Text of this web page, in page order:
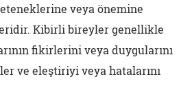
veya önemine
Kibirli bireyler genellikle
fikirlerini veya duygularını
ve eleştiriyi veya hatalarını